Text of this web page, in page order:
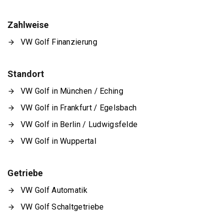
Zahlweise
VW Golf Finanzierung
Standort
VW Golf in München / Eching
VW Golf in Frankfurt / Egelsbach
VW Golf in Berlin / Ludwigsfelde
VW Golf in Wuppertal
Getriebe
VW Golf Automatik
VW Golf Schaltgetriebe